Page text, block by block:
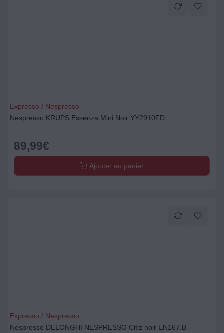
Expresso / Nespresso
Nespresso KRUPS Essenza Mini Noir YY2910FD
89,99€
Ajouter au panier
Expresso / Nespresso
Nespresso DELONGHI NESPRESSO Citiz noir EN167.B